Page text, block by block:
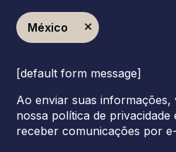
México
[default form message]
Ao enviar suas
nossa política de
receber comunicações por